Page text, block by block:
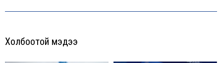
Холбоотой мэдээ